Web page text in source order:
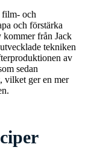
film- och
och förstärka
från Jack
tekniken
av
sedan
vilket ger en mer